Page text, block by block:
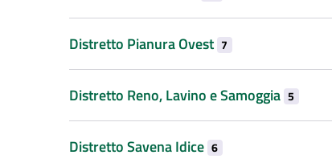
Distretto Pianura Ovest 7
Distretto Reno, Lavino e Samoggia 5
Distretto Savena Idice 6